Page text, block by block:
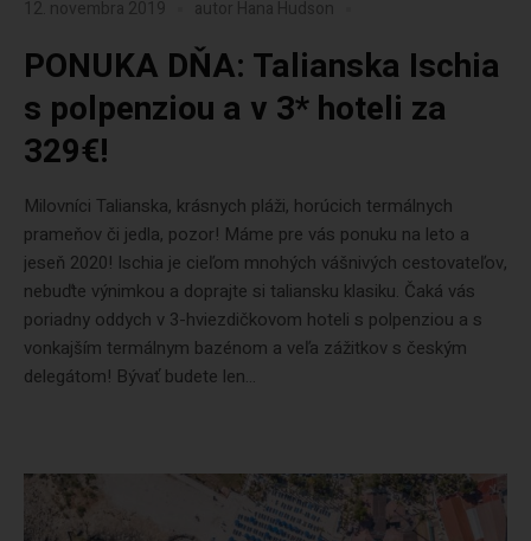
12. novembra 2019 autor Hana Hudson
PONUKA DŇA: Talianska Ischia
s polpenziou a v 3* hoteli za
329€!
Milovníci Talianska, krásnych pláži, horúcich termálnych
prameňov či jedla, pozor! Máme pre vás ponuku na leto a
jeseň 2020! Ischia je cieľom mnohých vášnivých cestovateľov,
nebuďte výnimkou a doprajte si taliansku klasiku. Čaká vás
poriadny oddych v 3-hviezdičkovom hoteli s polpenziou a s
vonkajším termálnym bazénom a veľa zážitkov s českým
delegátom! Bývať budete len...